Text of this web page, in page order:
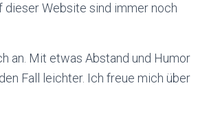
dieser Website sind immer noch
an. Mit etwas Abstand und Humor
Fall leichter. Ich freue mich über